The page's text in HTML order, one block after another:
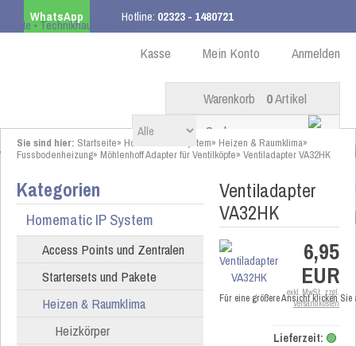
WhatsApp Hotline: 02323 - 1480721
ab 99,00 € innerhalb DE Anmelden
Mein Konto
Kasse
Warenkorb 0Artikel
Sie sind hier: Startseite» Homematic IP System» Heizen & Raumklima»
Fussbodenheizung» Möhlenhoff Adapter für Ventilköpfe» Ventiladapter VA32HK
Kategorien
Homematic IP System
Access Points und Zentralen
Startersets und Pakete
Heizen & Raumklima
Heizkörper
Ventiladapter
VA32HK
Für eine größere Ansicht klicken
6,95
EUR
exkl. MwSt. zzgl.
Versandkosten
Lieferzeit: 🟢